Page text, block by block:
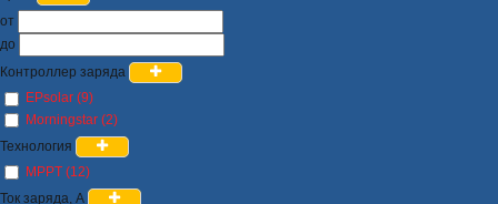
от
до
Контроллер заряда
EPsolar (9)
Morningstar (2)
Технология
MPPT (12)
Ток заряда, А